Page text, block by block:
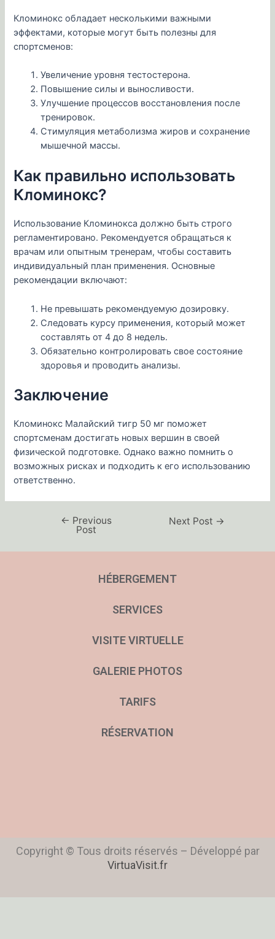
Кломинокс обладает несколькими важными
эффектами, которые могут быть полезны для
спортсменов:
Увеличение уровня тестостерона.
Повышение силы и выносливости.
Улучшение процессов восстановления после
тренировок.
Стимуляция метаболизма жиров и сохранение
мышечной массы.
Как правильно использовать
Кломинокс?
Использование Кломинокса должно быть строго
регламентировано. Рекомендуется обращаться к
врачам или опытным тренерам, чтобы составить
индивидуальный план применения. Основные
рекомендации включают:
Не превышать рекомендуемую дозировку.
Следовать курсу применения, который может
составлять от 4 до 8 недель.
Обязательно контролировать свое состояние
здоровья и проводить анализы.
Заключение
Кломинокс Малайский тигр 50 мг поможет
спортсменам достигать новых вершин в своей
физической подготовке. Однако важно помнить о
возможных рисках и подходить к его использованию
ответственно.
← Previous
Post
Next Post →
HÉBERGEMENT
SERVICES
VISITE VIRTUELLE
GALERIE PHOTOS
TARIFS
RÉSERVATION
Copyright © Tous droits réservés – Développé par
VirtuaVisit.fr